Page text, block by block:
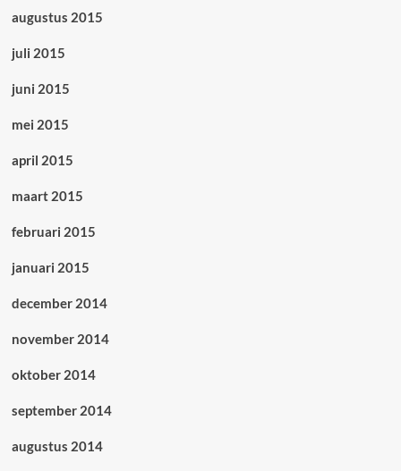
augustus 2015
juli 2015
juni 2015
mei 2015
april 2015
maart 2015
februari 2015
januari 2015
december 2014
november 2014
oktober 2014
september 2014
augustus 2014